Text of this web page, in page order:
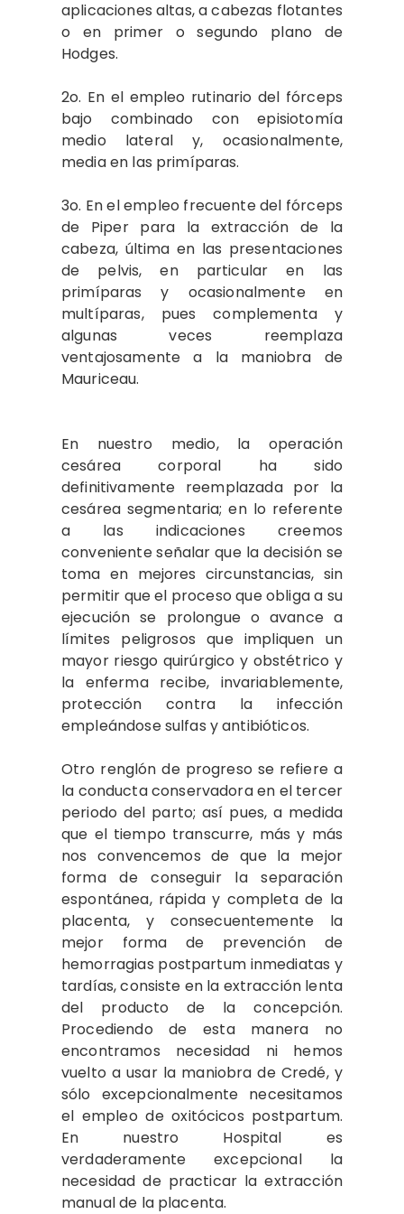
aplicaciones altas, a cabezas flotantes
o en primer o segundo plano de
Hodges.
2o. En el empleo rutinario del fórceps
bajo combinado con episiotomía
medio lateral y, ocasionalmente,
media en las primíparas.
3o. En el empleo frecuente del fórceps
de Piper para la extracción de la
cabeza, última en las presentaciones
de pelvis, en particular en las
primíparas y ocasionalmente en
multíparas, pues complementa y
algunas veces reemplaza
ventajosamente a la maniobra de
Mauriceau.
En nuestro medio, la operación
cesárea corporal ha sido
definitivamente reemplazada por la
cesárea segmentaria; en lo referente
a las indicaciones creemos
conveniente señalar que la decisión se
toma en mejores circunstancias, sin
permitir que el proceso que obliga a su
ejecución se prolongue o avance a
límites peligrosos que impliquen un
mayor riesgo quirúrgico y obstétrico y
la enferma recibe, invariablemente,
protección contra la infección
empleándose sulfas y antibióticos.
Otro renglón de progreso se refiere a
la conducta conservadora en el tercer
periodo del parto; así pues, a medida
que el tiempo transcurre, más y más
nos convencemos de que la mejor
forma de conseguir la separación
espontánea, rápida y completa de la
placenta, y consecuentemente la
mejor forma de prevención de
hemorragias postpartum inmediatas y
tardías, consiste en la extracción lenta
del producto de la concepción.
Procediendo de esta manera no
encontramos necesidad ni hemos
vuelto a usar la maniobra de Credé, y
sólo excepcionalmente necesitamos
el empleo de oxitócicos postpartum.
En nuestro Hospital es
verdaderamente excepcional la
necesidad de practicar la extracción
manual de la placenta.